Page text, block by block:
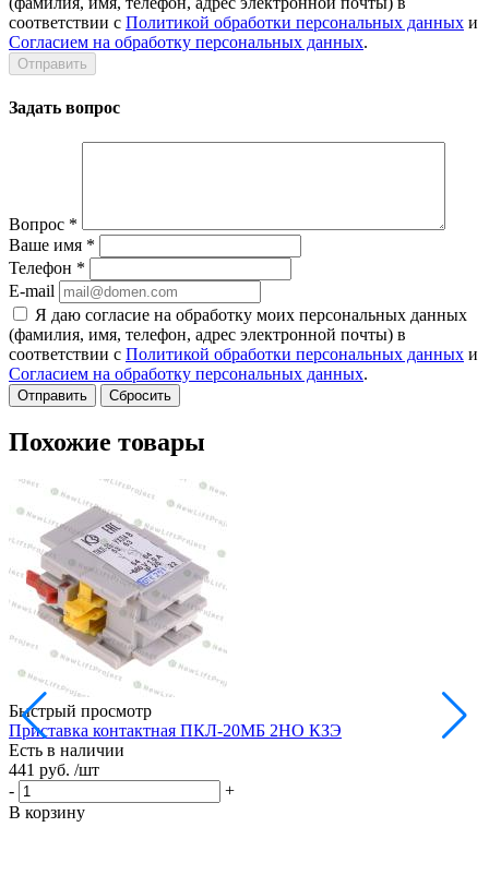
соответствии с Политикой обработки персональных данных и
Согласием на обработку персональных данных.
Задать вопрос
Вопрос *
Ваше имя *
Телефон *
E-mail
Я даю согласие на обработку моих персональных данных
(фамилия, имя, телефон, адрес электронной почты) в
соответствии с Политикой обработки персональных данных и
Согласием на обработку персональных данных.
Сбросить
Похожие товары
Быстрый просмотр
Приставка контактная ПКЛ-20МБ 2НО КЗЭ
Есть в наличии
441 руб. /шт
-
+
В корзину